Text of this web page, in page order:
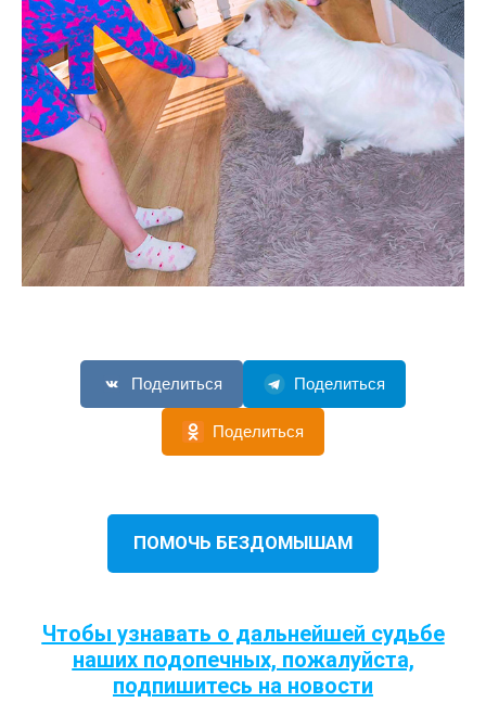
Поделиться Поделиться
Поделиться
ПОМОЧЬ БЕЗДОМЫШАМ
Чтобы узнавать о дальнейшей судьбе
наших подопечных, пожалуйста,
подпишитесь на новости